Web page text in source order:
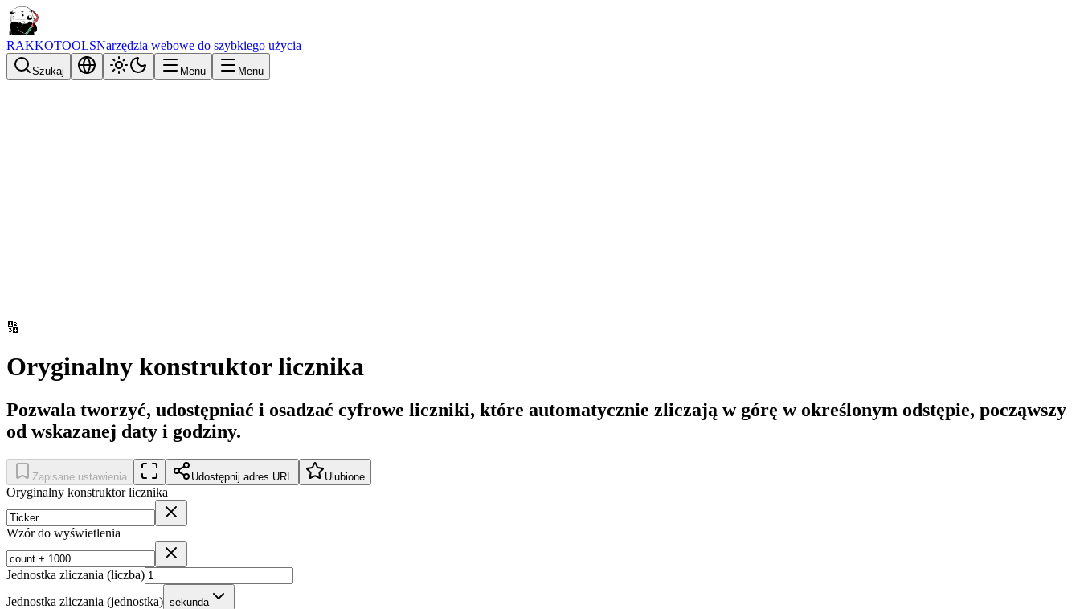
RAKKOTOOLSNarzędzia webowe do szybkiego użycia
Szukaj Menu Menu
🔢
Oryginalny konstruktor licznika
Pozwala tworzyć, udostępniać i osadzać cyfrowe liczniki, które automatycznie zliczają w górę w określonym odstępie, począwszy
od wskazanej daty i godziny.
Zapisane ustawienia Udostępnij adres URL Ulubione
Oryginalny konstruktor licznika
Wzór do wyświetlenia
Jednostka zliczania (liczba)
Jednostka zliczania (jednostka) sekunda